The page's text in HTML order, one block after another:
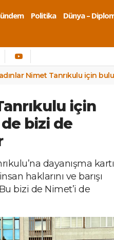
Politika Dünya –
Nimet Tanrıkulu için
için
bizi de
dayanışma kartı
haklarını ve barışı
bizi de Nimet’i de